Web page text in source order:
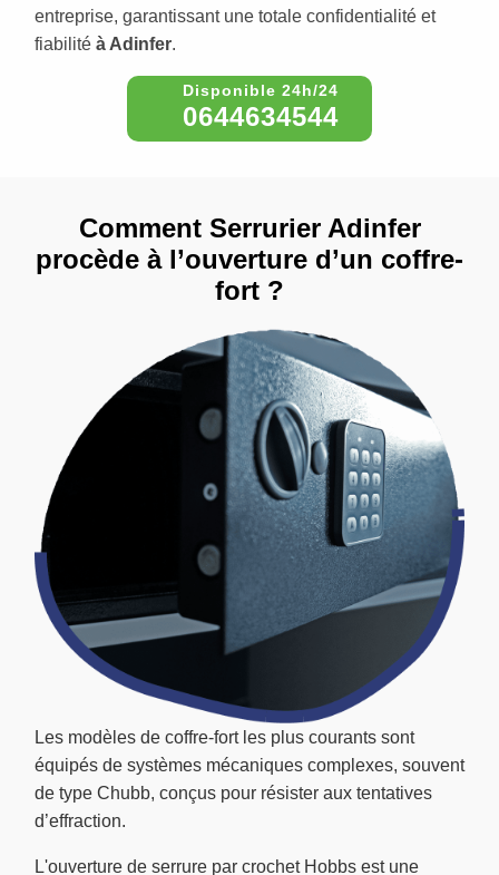
entreprise, garantissant une totale confidentialité et
fiabilité à Adinfer.
0644634544
Les modèles de coffre-fort les plus courants sont
équipés de systèmes mécaniques complexes, souvent
de type Chubb, conçus pour résister aux tentatives
d’effraction.
L'ouverture de serrure par crochet Hobbs est une
Comment Serrurier Adinfer
procède à l’ouverture d’un coffre-
fort ?